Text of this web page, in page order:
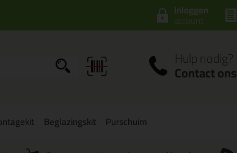
Inloggen
account
Hulp nodig?
Contact ons
Beglazingskit Purschuim